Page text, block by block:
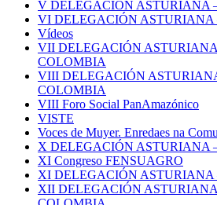
V DELEGACIÓN ASTURIANA
VI DELEGACIÓN
Vídeos
VII DELEGACIÓN
COLOMBIA
VIII DELEGACIÓN
COLOMBIA
VIII Foro Social PanAmazónico
VISTE
Voces de Muyer. Enredaes na
X DELEGACIÓN ASTURIANA
XI Congreso FENSUAGRO
XI DELEGACIÓN
XII DELEGACIÓN